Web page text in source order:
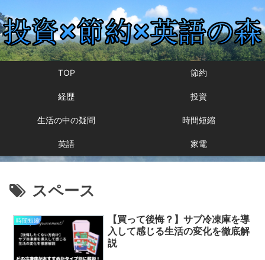
TOP 節約
経歴 投資
生活の中の疑問 時間短縮
英語 家電
スペース
時間短縮
【買って後悔？】サブ冷凍庫を導
入して感じる生活の変化を徹底解
説